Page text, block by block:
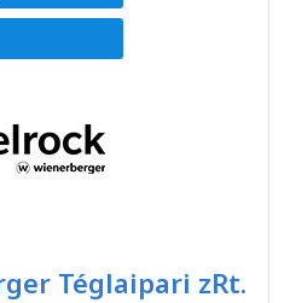
Téglaipari zRt.